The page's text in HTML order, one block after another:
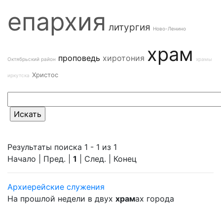
епархия литургия Ново-Ленино
Октябрьский район проповедь хиротония храм храмы
иркутска Христос
Результаты поиска 1 - 1 из 1
Начало | Пред. | 1 | След. | Конец
Архиерейские служения
На прошлой недели в двух храмах города